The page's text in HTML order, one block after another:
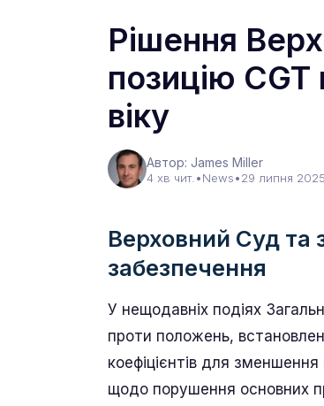
Рішення
позицію
віку
Автор: James Miller
4 хв чит. •News•29 липня
Верховний Суд та
забезпечення
У нещодавніх подіях
проти положень,
коефіцієнтів для
щодо порушення основних